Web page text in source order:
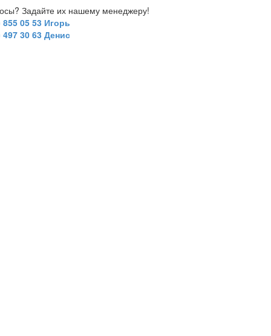
Задайте их нашему менеджеру!
855 05 53 Игорь
497 30 63 Денис